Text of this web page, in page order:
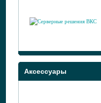
Аксессуары